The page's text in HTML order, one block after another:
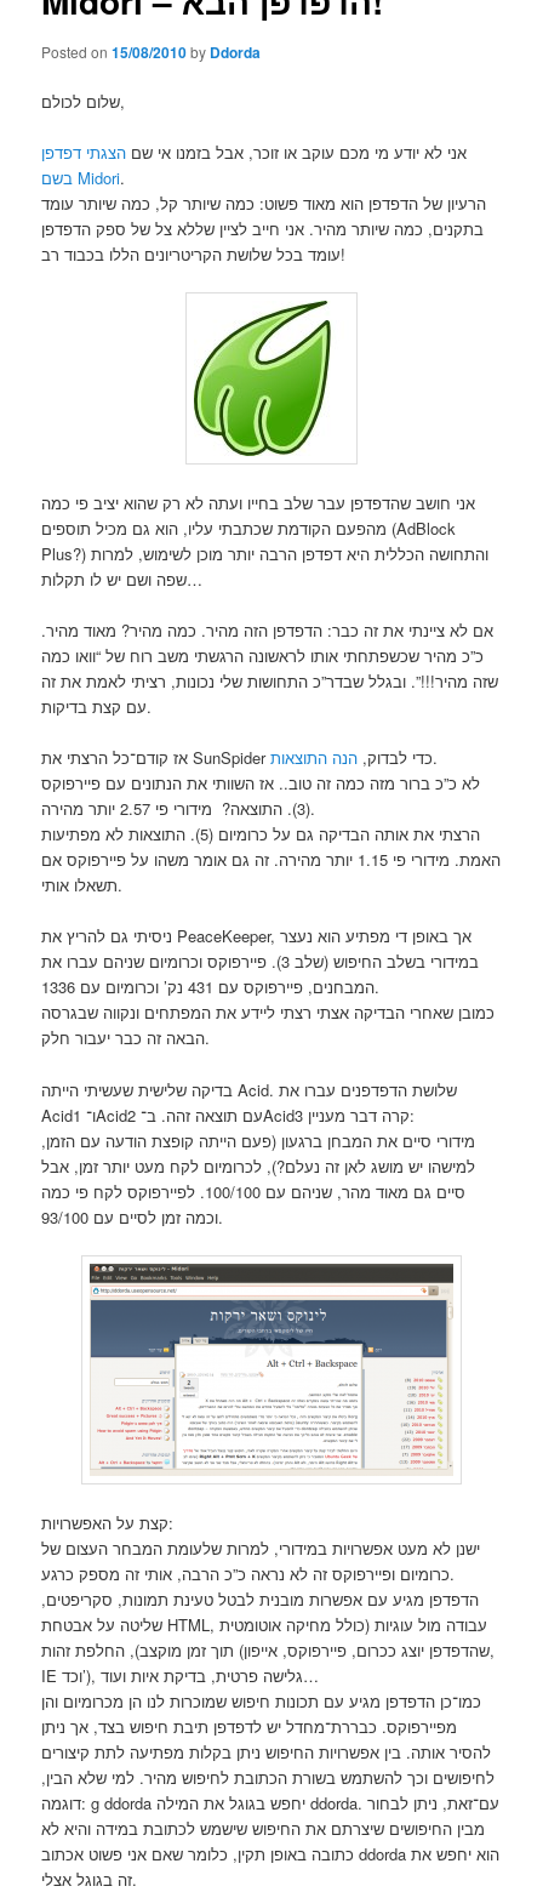
Posted on15/08/2010by Ddorda
שלום לכולם,
אני לא יודע מי מכם עוקב או זוכר, אבל בזמנו אי שם הצגתי דפדפן
בשם Midori.
הרעיון של הדפדפן הוא מאוד פשוט: כמה שיותר קל, כמה שיותר עומד
בתקנים, כמה שיותר מהיר. אני חייב לציין שללא צל של ספק הדפדפן
עומד בכל שלושת הקריטריונים הללו בכבוד רב!
אני חושב שהדפדפן עבר שלב בחייו ועתה לא רק שהוא יציב פי כמה
מהפעם הקודמת שכתבתי עליו, הוא גם מכיל תוספים (AdBlock
Plus?) והתחושה הכללית היא דפדפן הרבה יותר מוכן לשימוש, למרות
שפה ושם יש לו תקלות…
אם לא ציינתי את זה כבר: הדפדפן הזה מהיר. כמה מהיר? מאוד מהיר.
כ”כ מהיר שכשפתחתי אותו לראשונה הרגשתי משב רוח של “וואו כמה
שזה מהיר!!!”. ובגלל שבדר”כ התחושות שלי נכונות, רציתי לאמת את זה
עם קצת בדיקות.
אז קודם־כל הרצתי את SunSpider כדי לבדוק, הנה התוצאות
.
לא כ”כ ברור מזה כמה זה טוב.. אז השוותי את הנתונים עם פיירפוקס
(3). התוצאה? מידורי פי 2.57 יותר מהירה.
הרצתי את אותה הבדיקה גם על כרומיום (5). התוצאות לא מפתיעות
האמת. מידורי פי 1.15 יותר מהירה. זה גם אומר משהו על פיירפוקס אם
תשאלו אותי.
ניסיתי גם להריץ את PeaceKeeper, אך באופן די מפתיע הוא נעצר
במידורי בשלב החיפוש (שלב 3). פיירפוקס וכרומיום שניהם עברו את
המבחנים, פיירפוקס עם 431 נק’ וכרומיום עם 1336.
כמובן שאחרי הבדיקה אצתי רצתי ליידע את המפתחים ונקווה שבגרסה
הבאה זה כבר יעבור חלק.
בדיקה שלישית שעשיתי הייתה Acid. שלושת הדפדפנים עברו את
Acid1 ו־Acid2 עם תוצאה זהה. ב־Acid3 קרה דבר מעניין:
מידורי סיים את המבחן ברגעון (פעם הייתה קופצת הודעה עם הזמן,
למישהו יש מושג לאן זה נעלם?), לכרומיום לקח מעט יותר זמן, אבל
סיים גם מאוד מהר, שניהם עם 100/100. לפיירפוקס לקח פי כמה
וכמה זמן לסיים עם 93/100.
קצת על האפשרויות:
ישנן לא מעט אפשרויות במידורי, למרות שלעומת המבחר העצום של
כרומיום ופיירפוקס זה לא נראה כ”כ הרבה, אותי זה מספק כרגע.
הדפדפן מגיע עם אפשרות מובנית לבטל טעינת תמונות, סקריפטים,
שליטה על אבטחת HTML, עבודה מול עוגיות (כולל מחיקה אוטומטית
תוך זמן מוקצב), החלפת זהות (שהדפדפן יוצג ככרום, פיירפוקס, אייפון,
IE וכד’), גלישה פרטית, בדיקת איות ועוד…
כמו־כן הדפדפן מגיע עם תכונות חיפוש שמוכרות לנו הן מכרומיום והן
מפיירפוקס. כבררת־מחדל יש לדפדפן תיבת חיפוש בצד, אך ניתן
להסיר אותה. בין אפשרויות החיפוש ניתן בקלות מפתיעה לתת קיצורים
לחיפושים וכך להשתמש בשורת הכתובת לחיפוש מהיר. למי שלא הבין,
דוגמה: g ddorda יחפש בגוגל את המילה ddorda. עם־זאת, ניתן לבחור
מבין החיפושים שיצרתם את החיפוש שישמש לכתובת במידה והיא לא
כתובה באופן תקין, כלומר שאם אני פשוט אכתוב ddorda הוא יחפש את
זה בגוגל אצלי.